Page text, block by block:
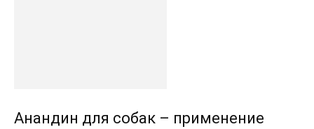
Анандин для собак – применение